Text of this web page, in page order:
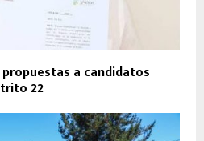
a candidatos
22